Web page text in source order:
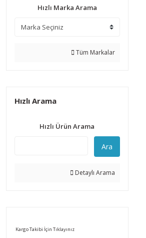
Hızlı Marka Arama
Tüm Markalar
Hızlı Arama
Hızlı Ürün Arama
Ara
Detaylı Arama
Kargo Takibi İçin Tıklayınız